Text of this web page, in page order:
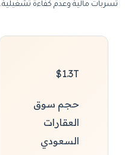
تسربات مالية وعدم كفاءة تشغيلية.
$1.3T
حجم سوق
العقارات
السعودي